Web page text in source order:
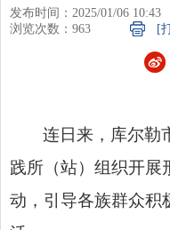
发布时间：2025/01/06 10:43
浏览次数： 963 [
连日来，库尔勒
践所（站）组织开展
动，引导各族群众积